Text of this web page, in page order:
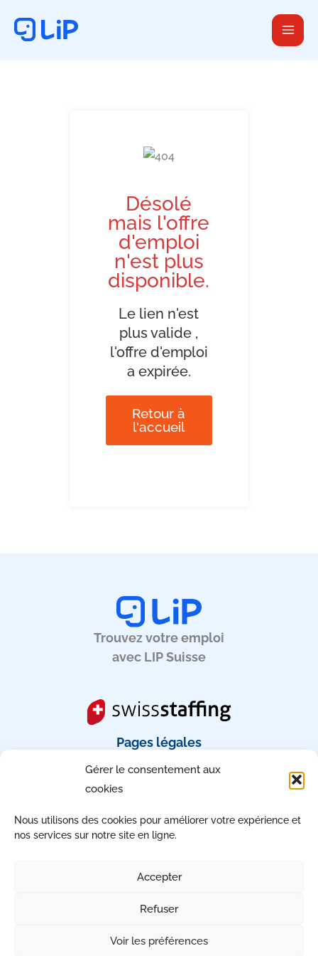
Gérer le consentement aux
cookies
Nous utilisons des cookies pour améliorer votre expérience et
nos services sur notre site en ligne.
Accepter
Refuser
Voir les préférences
Désolé
mais l'offre
d'emploi
n'est plus
disponible.
Le lien n'est
plus valide ,
l'offre d'emploi
a expirée.
Retour à
l'accueil
Trouvez votre emploi
avec LIP Suisse
Pages légales
Mentions légales
Gérez votre consentement